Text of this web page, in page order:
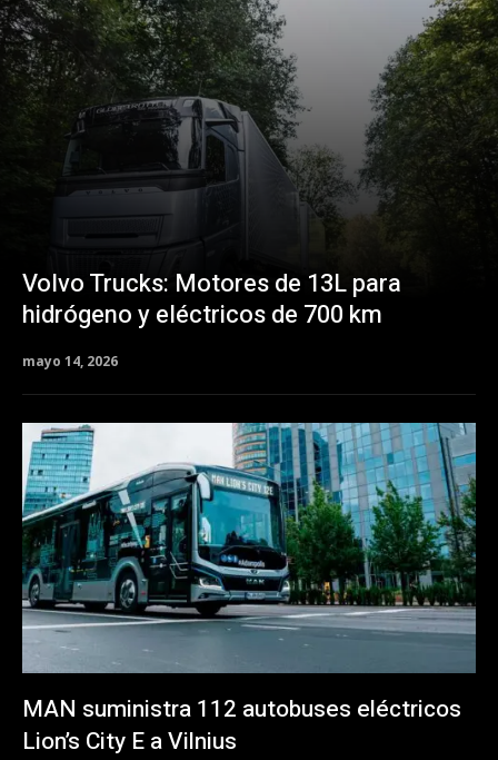
Volvo Trucks: Motores de 13L para
hidrógeno y eléctricos de 700 km
mayo 14, 2026
MAN suministra 112 autobuses eléctricos
Lion’s City E a Vilnius